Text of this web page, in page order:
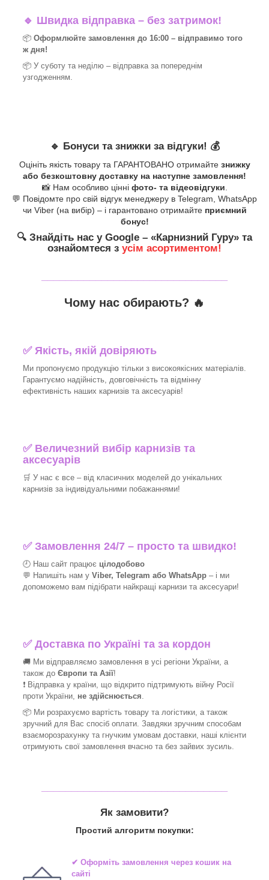
🔹 Швидка відправка – без затримок!
📦 Оформлюйте замовлення до 16:00 – відправимо того
ж дня!
📦 У суботу та неділю – відправка за попереднім
узгодженням.
🔹 Бонуси та знижки за відгуки! 💰
Оцініть якість товару та ГАРАНТОВАНО отримайте знижку
або безкоштовну доставку на наступне замовлення!
📸 Нам особливо цінні фото- та відеовідгуки.
💬 Повідомте про свій відгук менеджеру в Telegram, WhatsApp
чи Viber (на вибір) – і гарантовано отримайте приємний
бонус!
🔍 Знайдіть нас у Google – «Карнизний Гуру» та
ознайомтеся з усім асортиментом!
Чому нас обирають? 🔥
✅Якість, якій довіряють
Ми пропонуємо продукцію тільки з високоякісних матеріалів.
Гарантуємо надійність, довговічність та відмінну
ефективність наших карнизів та аксесуарів!​
✅ Величезний вибір карнизів та
аксесуарів
🛒 У нас є все – від класичних моделей до унікальних
карнизів за індивідуальними побажаннями!​
✅Замовлення 24/7 – просто та швидко!
🕘 Наш сайт працює цілодобово
💬 Напишіть нам у Viber, Telegram або WhatsApp – і ми
допоможемо вам підібрати найкращі карнизи та аксесуари!
✅Доставка по Україні та за кордон
🚚 Ми відправляємо замовлення в усі регіони України, а
також до Європи та Азії!
❗ Відправка у країни, що відкрито підтримують війну Росії
проти України, не здійснюється
📦 Ми розрахуємо вартість товару та логістики, а також
зручний для Вас спосіб оплати. Завдяки зручним способам
взаєморозрахунку та гнучким умовам доставки, наші клієнти
отримують свої замовлення вчасно та без зайвих зусиль.
Як замовити?
Простий алгоритм покупки:
✔ Оформіть замовлення через кошик на
сайті